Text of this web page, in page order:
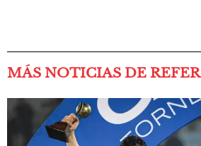
MÁS NOTICIAS DE